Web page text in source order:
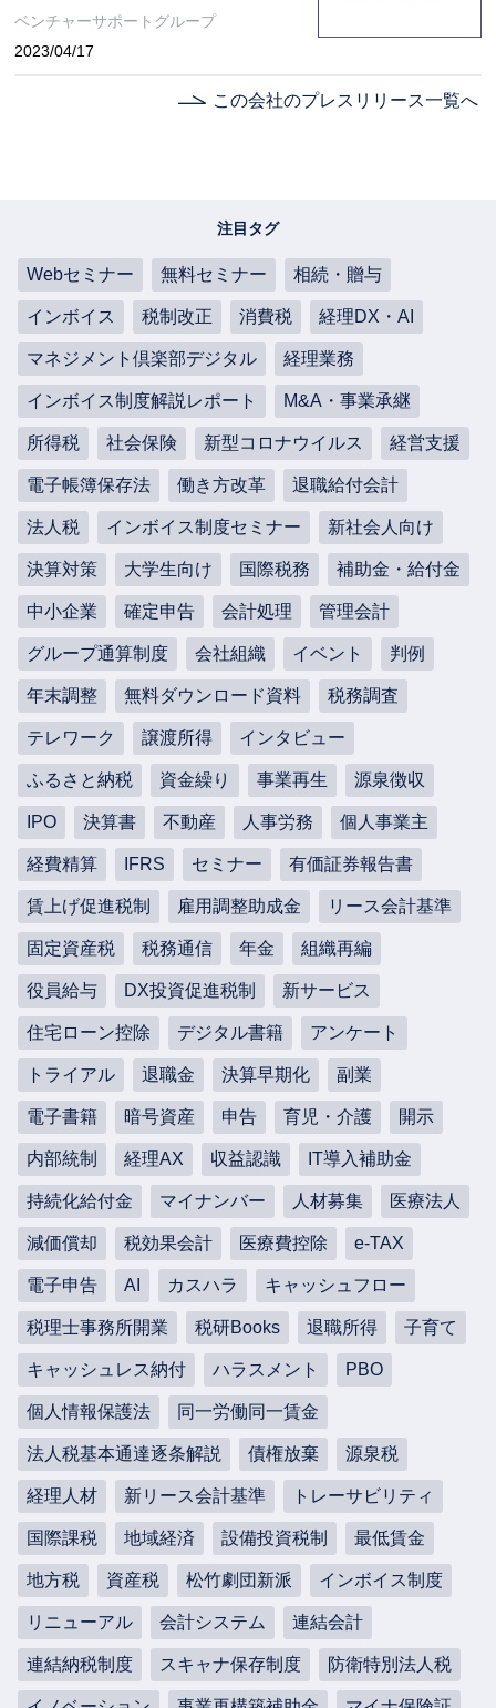
続税理士法人 コラム］
ベンチャーサポートグループ
2023/04/17
この会社のプレスリリース一覧へ
注目タグ
Webセミナー 無料セミナー 相続・贈与
インボイス 税制改正 消費税 経理DX・AI
マネジメント倶楽部デジタル 経理業務
インボイス制度解説レポート M&A・事業承継
所得税 社会保険 新型コロナウイルス 経営支援
電子帳簿保存法 働き方改革 退職給付会計
法人税 インボイス制度セミナー 新社会人向け
決算対策 大学生向け 国際税務 補助金・給付金
中小企業 確定申告 会計処理 管理会計
グループ通算制度 会社組織 イベント 判例
年末調整 無料ダウンロード資料 税務調査
テレワーク 譲渡所得 インタビュー
ふるさと納税 資金繰り 事業再生 源泉徴収
IPO 決算書 不動産 人事労務 個人事業主
経費精算 IFRS セミナー 有価証券報告書
賃上げ促進税制 雇用調整助成金 リース会計基準
固定資産税 税務通信 年金 組織再編
役員給与 DX投資促進税制 新サービス
住宅ローン控除 デジタル書籍 アンケート
トライアル 退職金 決算早期化 副業
電子書籍 暗号資産 申告 育児・介護 開示
内部統制 経理AX 収益認識 IT導入補助金
持続化給付金 マイナンバー 人材募集 医療法人
減価償却 税効果会計 医療費控除 e-TAX
電子申告 AI カスハラ キャッシュフロー
税理士事務所開業 税研Books 退職所得 子育て
キャッシュレス納付 ハラスメント PBO
個人情報保護法 同一労働同一賃金
法人税基本通達逐条解説 債権放棄 源泉税
経理人材 新リース会計基準 トレーサビリティ
国際課税 地域経済 設備投資税制 最低賃金
地方税 資産税 松竹劇団新派 インボイス制度
リニューアル 会計システム 連結会計
連結納税制度 スキャナ保存制度 防衛特別法人税